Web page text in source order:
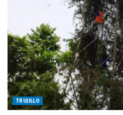
TRUJILLO